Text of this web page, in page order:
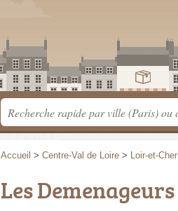
Accueil > Centre-Val de Loire > Loir-et-Cher
Les